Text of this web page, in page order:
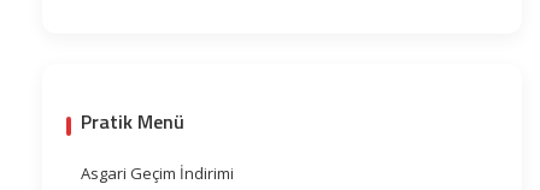
Pratik Menü
Asgari Geçim İndirimi